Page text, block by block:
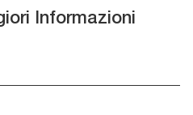
Informazioni